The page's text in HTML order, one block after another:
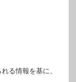
る情報を基に、